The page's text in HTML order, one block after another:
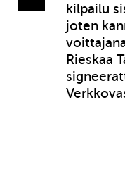
kilpailu
joten
Rieskaa